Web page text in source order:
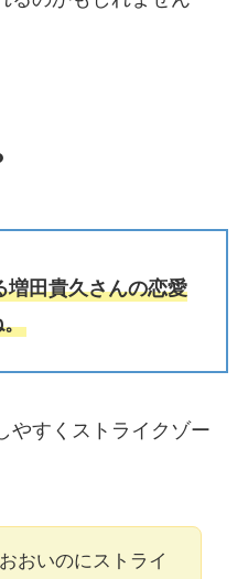
増田貴久さんの恋愛
。
やすくストライクゾー
おいのにストライ